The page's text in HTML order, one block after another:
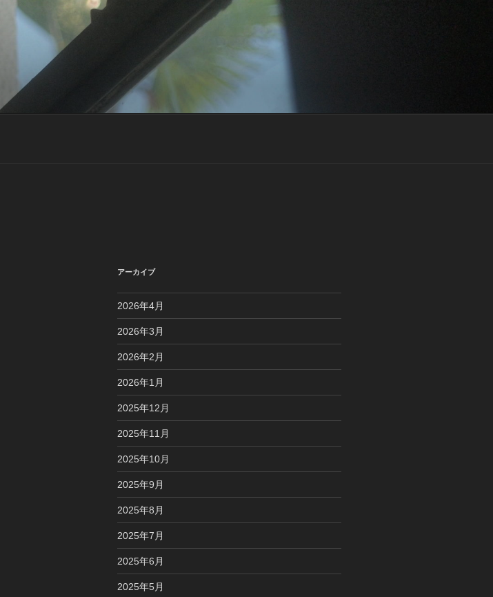
アーカイブ
2026年4月
2026年3月
2026年2月
2026年1月
2025年12月
2025年11月
2025年10月
2025年9月
2025年8月
2025年7月
2025年6月
2025年5月